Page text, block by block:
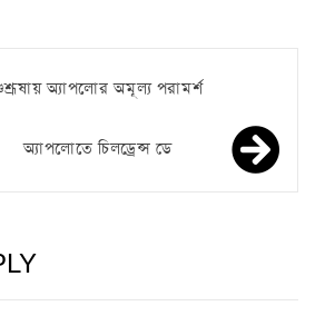
শুশ্রূষায় অ্যাপলোর অমূল্য পরামর্শ
অ্যাপলোতে চিলড্রেন্স ডে